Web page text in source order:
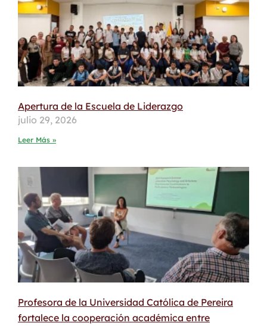
Apertura de la Escuela de Liderazgo
julio 29, 2026
Leer Más »
Profesora de la Universidad Católica de Pereira
fortalece la cooperación académica entre